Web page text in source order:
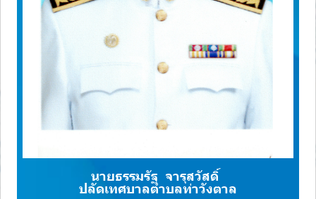
นายธรรมรัฐ จารุสวัสดิ์
ปลัดเทศบาลตำบลท่าวังตาล